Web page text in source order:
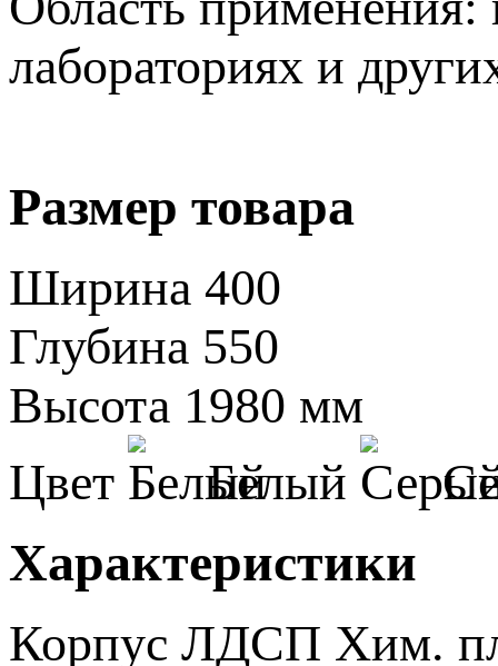
лабораториях и
Размер товара
Ширина 400
Глубина 550
Высота 1980 мм
Цвет
Белый
Характеристики
Корпус ЛДСП Хим.